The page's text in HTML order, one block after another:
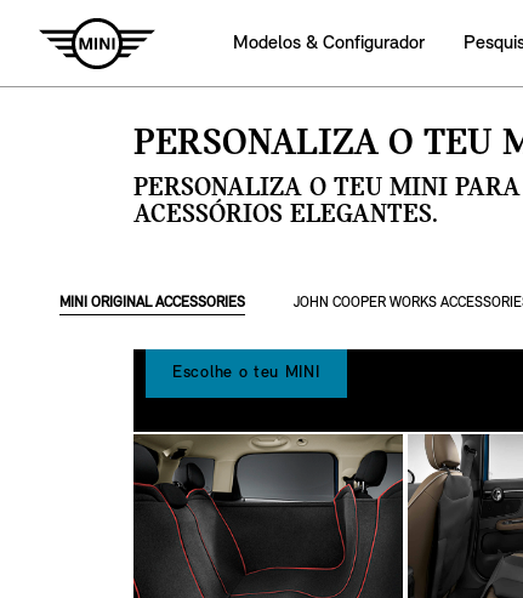
Modelos & Configurador
PERSONALIZA O TEU
PERSONALIZA O TEU MINI
ACESSÓRIOS ELEGANTES.
MINI ORIGINAL ACCESSORIES JOHN COOPER WORKS
Escolhe o teu MINI